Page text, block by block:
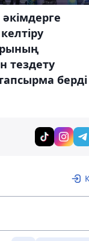
тездету
берді